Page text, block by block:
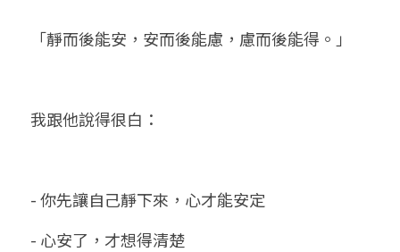
「靜而後能安，安而後能慮，慮而後能得。」
我跟他說得很白：
- 你先讓自己靜下來，心才能安定
- 心安了，才想得清楚